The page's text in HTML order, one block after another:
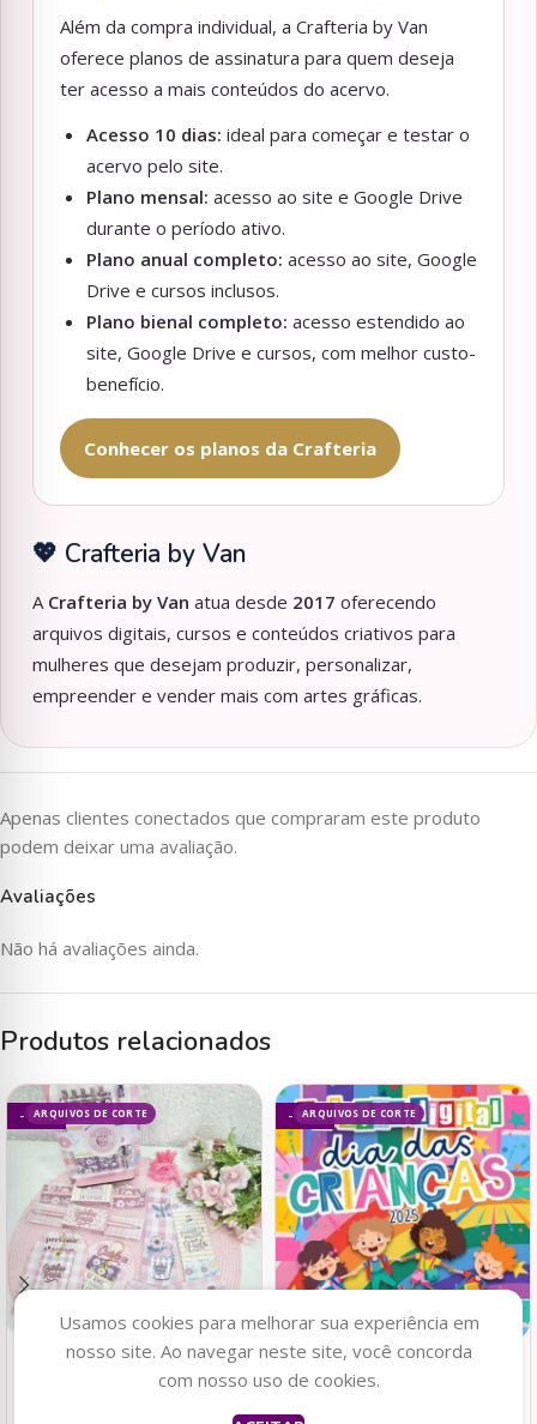
Além da compra individual, a Crafteria by Van
oferece planos de assinatura para quem deseja
ter acesso a mais conteúdos do acervo.
Acesso 10 dias: ideal para começar e testar o
acervo pelo site.
Plano mensal: acesso ao site e Google Drive
durante o período ativo.
Plano anual completo: acesso ao site, Google
Drive e cursos inclusos.
Plano bienal completo: acesso estendido ao
site, Google Drive e cursos, com melhor custo-
benefício.
Conhecer os planos da Crafteria
💖 Crafteria by Van
A Crafteria by Van atua desde 2017 oferecendo
arquivos digitais, cursos e conteúdos criativos para
mulheres que desejam produzir, personalizar,
empreender e vender mais com artes gráficas.
Avaliações
Não há avaliações ainda.
Apenas clientes conectados que compraram este produto
podem deixar uma avaliação.
Produtos relacionados
ARQUIVOS DE CORTE
- 90%
Adicionar ao carrinho
ARQUIVOS DE CORTE
- 80%
Adicionar ao carrinho
Usamos cookies para melhorar sua experiência em
nosso site. Ao navegar neste site, você concorda
com nosso uso de cookies.